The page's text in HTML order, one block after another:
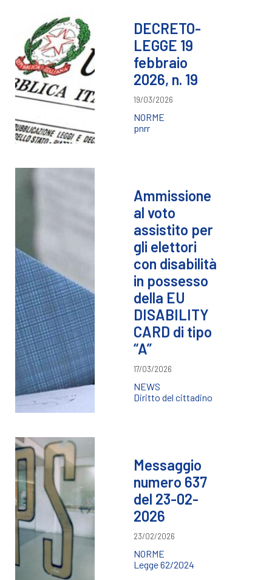
DECRETO-
LEGGE 19
febbraio
2026, n. 19
19/03/2026
NORME
pnrr
Ammissione
al voto
assistito per
gli elettori
con disabilità
in possesso
della EU
DISABILITY
CARD di tipo
“A”
17/03/2026
NEWS
Diritto del cittadino
Messaggio
numero 637
del 23-02-
2026
23/02/2026
NORME
Legge 62/2024